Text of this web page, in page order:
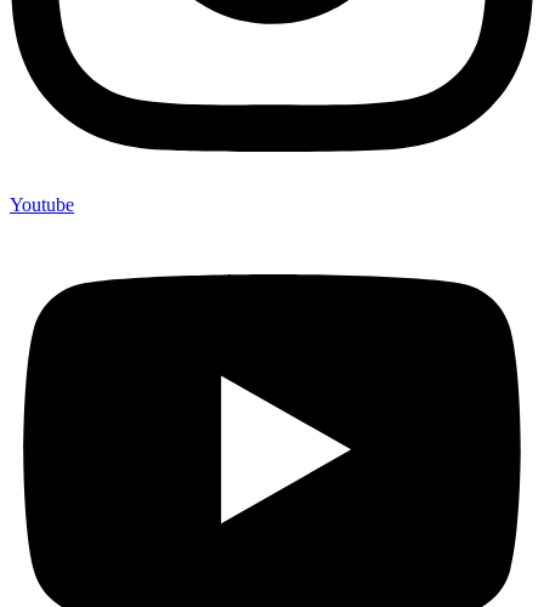
Youtube